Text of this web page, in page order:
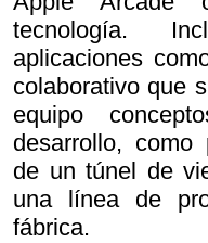
tecnología.
aplicaciones
colaborativo que
equipo
desarrollo,
de un túnel de
una línea de
fábrica.